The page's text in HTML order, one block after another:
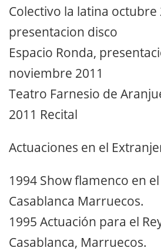
Colectivo la latina octubre
presentacion disco
Espacio Ronda,
noviembre 2011
Teatro Farnesio de
2011 Recital
Actuaciones en el
1994 Show flamenco en
Casablanca Marruecos.
1995 Actuación para el
Casablanca, Marruecos.